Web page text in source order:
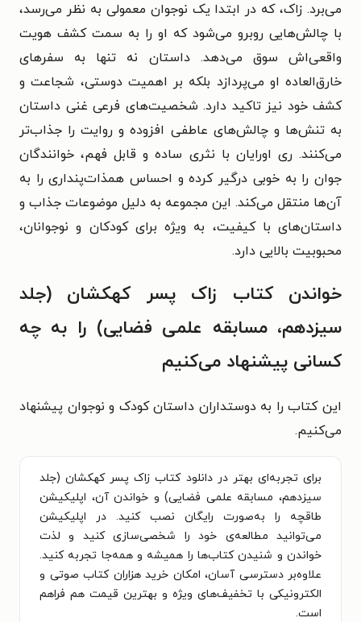
می‌برد. زاک، که در ابتدا یک نوجوان معمولی به نظر می‌رسد،
با چالش‌هایی روبرو می‌شود که او را به سمت کشف هویت
واقعی‌اش سوق می‌دهد. داستان نه تنها به سفرهای
خارق‌العاده او می‌پردازد بلکه بر اهمیت دوستی، شجاعت و
کشف خود نیز تاکید دارد. شخصیت‌های فرعی غنی داستان
به تنش‌ها و چالش‌های عاطفی افزوده و روایت را جذاب‌تر
می‌کنند. ری اورایان با نثری ساده و قابل فهم، خوانندگان
جوان را به خوبی درگیر کرده و احساس همذات‌پنداری را به
آن‌ها منتقل می‌کند. این مجموعه به دلیل موضوعات جذاب و
داستان‌های با کیفیت، به ویژه برای کودکان و نوجوانان،
محبوبیت بالایی دارد.
خواندن کتاب زاک پسر کهکشان (جلد
سیزدهم، مسابقه علمی فضایی) را به چه
کسانی پیشنهاد می‌کنیم
این کتاب را به دوستداران داستان کودک و نوجوان پیشنهاد
می‌کنیم.
برای تجربه‌ای بهتر در دانلود کتاب زاک پسر کهکشان (جلد
سیزدهم، مسابقه علمی فضایی) و خواندن آن، اپلیکیشن
طاقچه را به‌صورت رایگان نصب کنید. در اپلیکیشن
می‌توانید مطالعه‌ی خود را شخصی‌سازی کنید و لذت
خواندن و شنیدن کتاب‌ها را همیشه و همه‌جا تجربه کنید.
علاوه‌بر دسترسی آسان، امکان خرید هزاران کتاب صوتی و
الکترونیکی با تخفیف‌های ویژه و بهترین قیمت هم فراهم
است.